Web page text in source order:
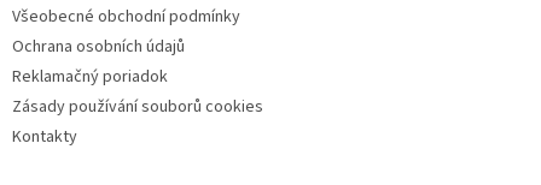
Všeobecné obchodní podmínky
Ochrana osobních údajů
Reklamačný poriadok
Zásady používání souborů cookies
Kontakty